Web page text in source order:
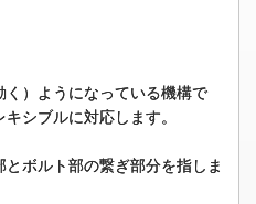
）ようになっている機構で
シブルに対応します。
ボルト部の繋ぎ部分を指しま